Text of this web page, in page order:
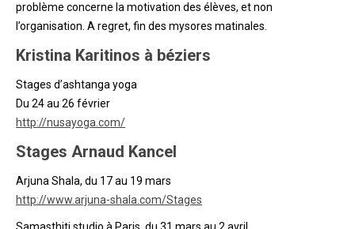
problème concerne la motivation des élèves, et non
l’organisation. A regret, fin des mysores matinales.
Kristina Karitinos à béziers
Stages d’ashtanga yoga
Du 24 au 26 février
http://nusayoga.com/
Stages Arnaud Kancel
Arjuna Shala, du 17 au 19 mars
http://www.arjuna-shala.com/Stages